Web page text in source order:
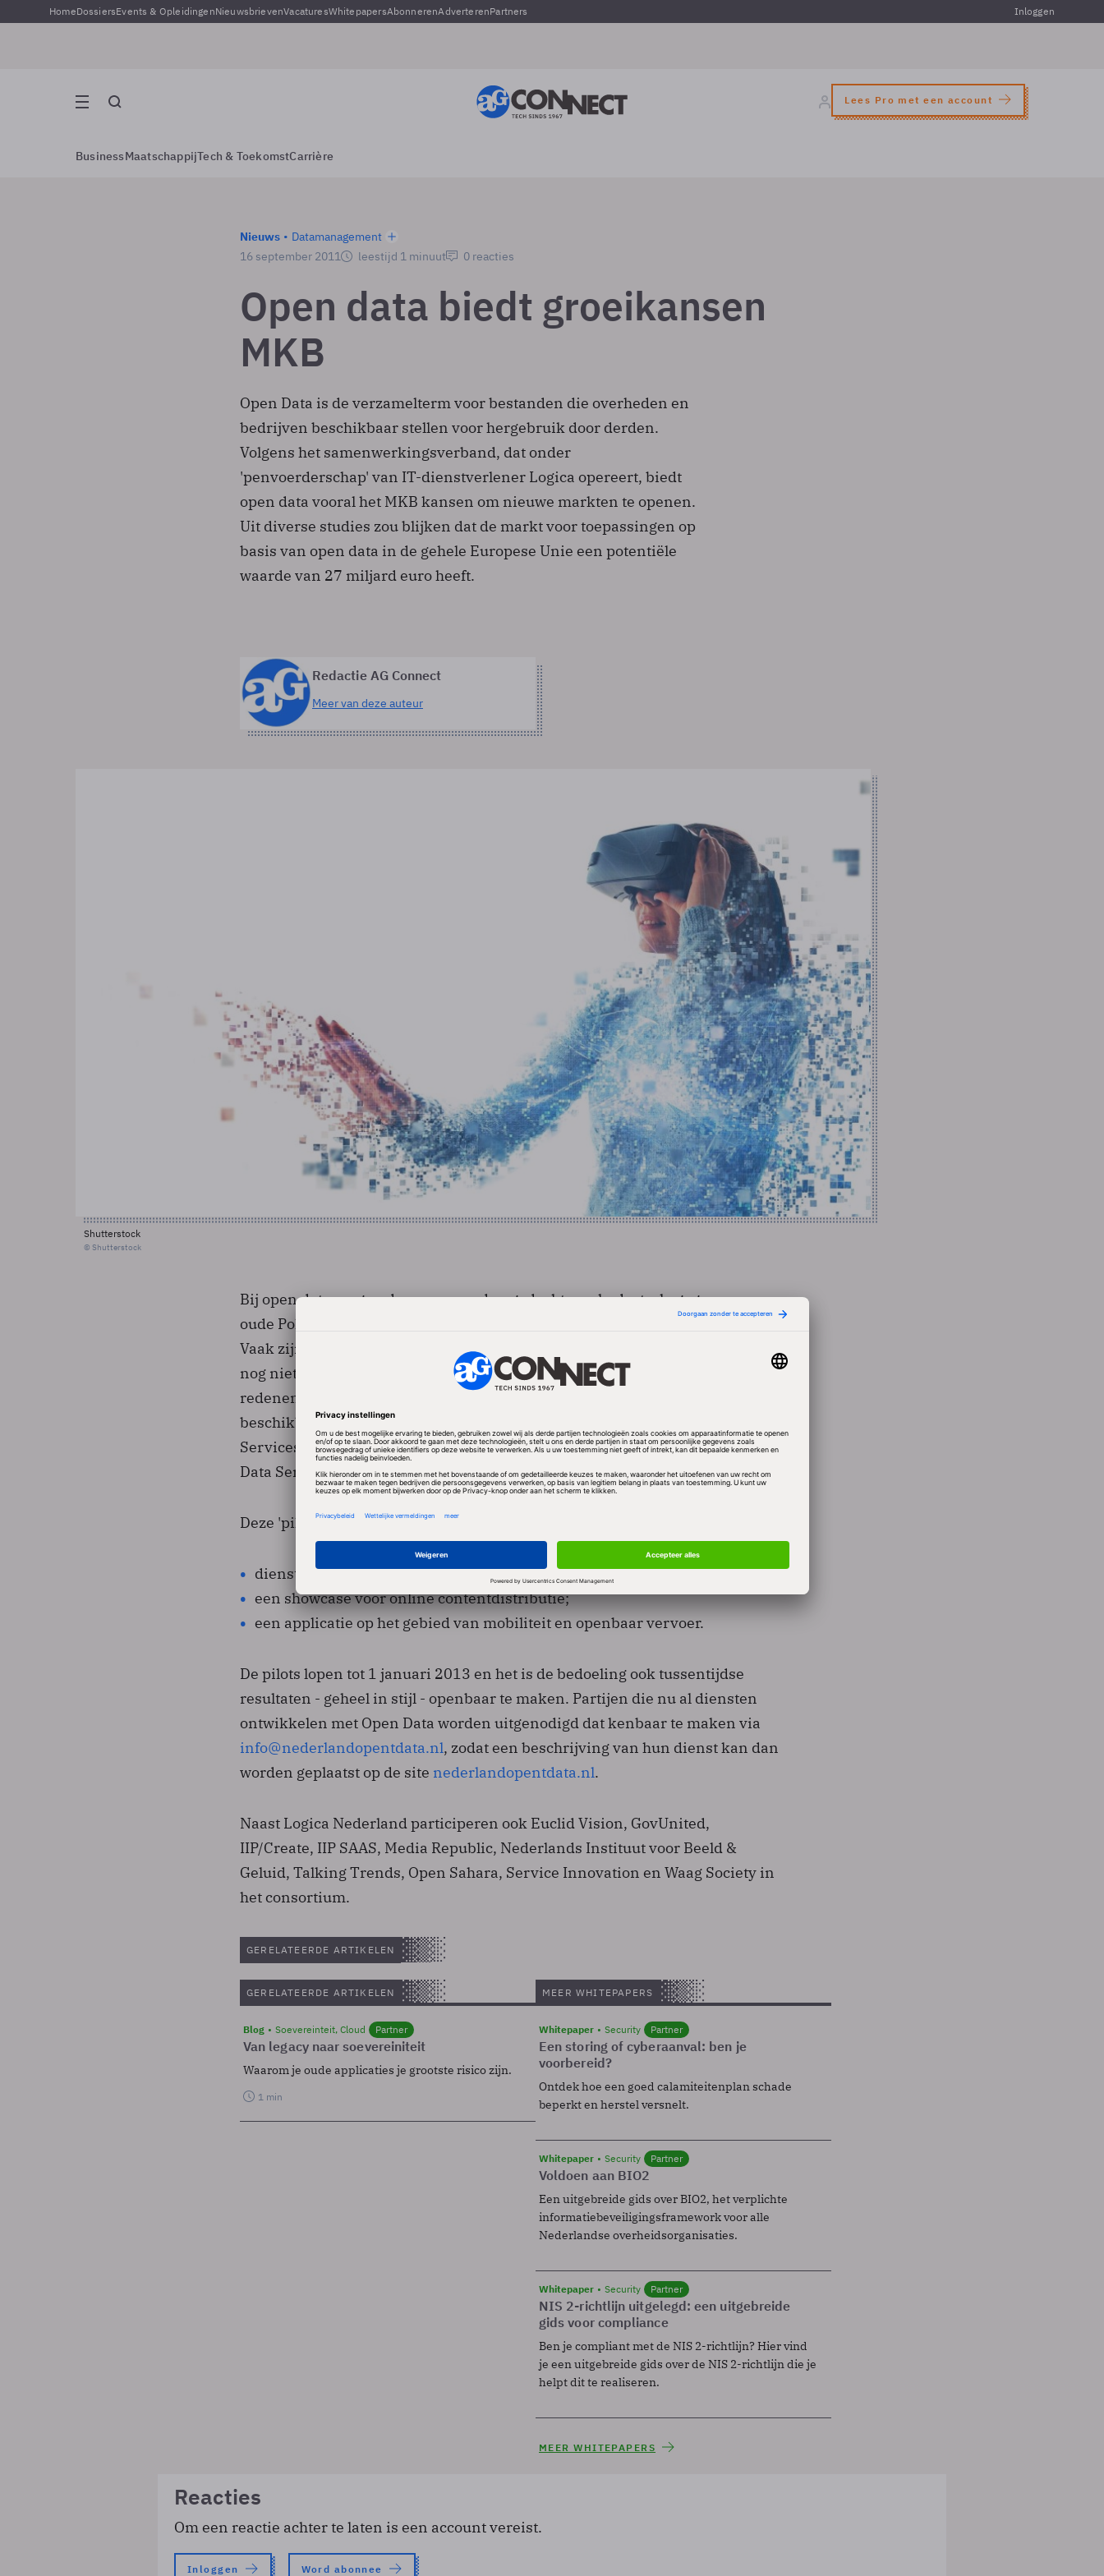
HomeDossiersEvents & OpleidingenNieuwsbrievenVacaturesWhitepapersAbonnerenAdverterenPartners Inloggen
Lees Pro met een account
BusinessMaatschappijTech & ToekomstCarrière
Nieuws
Datamanagement
16 september 2011
leestijd 1 minuut 0 reacties
Open data biedt groeikansen
MKB
Open Data is de verzamelterm voor bestanden die overheden en
bedrijven beschikbaar stellen voor hergebruik door derden.
Volgens het samenwerkingsverband, dat onder
'penvoerderschap' van IT-dienstverlener Logica opereert, biedt
open data vooral het MKB kansen om nieuwe markten te openen.
Uit diverse studies zou blijken dat de markt voor toepassingen op
basis van open data in de gehele Europese Unie een potentiële
waarde van 27 miljard euro heeft.
Redactie AG Connect
Meer van deze auteur
Shutterstock
© Shutterstock
Bij open data mag onder meer worden gedacht aan kadastrale gegevens,
oude Polygoon-journalen, verleende vergunningen, of verkeersgegevens.
Vaak zijn data die je op zich vrij zou mogen (her)gebruiken en verspreiden nu
nog niet publiek toegankelijk om praktische, politieke of commerciële
redenen. Om te zorgen dat voor MKB-bedrijven duidelijk is welke Open Data
beschikbaar zijn, wil "Nederland opent Data" dat er een zogenoemde Data
Services Catalogus komt. Daartoe is een consortium opgezet, dat behalve de
Data Services Catalogus ook drie proefprojecten inricht.
Deze 'pilots' zijn gericht op de ontwikkeling van
diensten voor gemeenten;
een showcase voor online contentdistributie;
een applicatie op het gebied van mobiliteit en openbaar vervoer.
De pilots lopen tot 1 januari 2013 en het is de bedoeling ook tussentijdse
resultaten - geheel in stijl - openbaar te maken. Partijen die nu al diensten
ontwikkelen met Open Data worden uitgenodigd dat kenbaar te maken via
info@nederlandopentdata.nl, zodat een beschrijving van hun dienst kan dan
worden geplaatst op de site nederlandopentdata.nl.
Naast Logica Nederland participeren ook Euclid Vision, GovUnited,
IIP/Create, IIP SAAS, Media Republic, Nederlands Instituut voor Beeld &
Geluid, Talking Trends, Open Sahara, Service Innovation en Waag Society in
het consortium.
GERELATEERDE ARTIKELEN
GERELATEERDE ARTIKELEN
Blog Soevereinteit, Cloud Partner
Van legacy naar soevereiniteit
Waarom je oude applicaties je grootste risico zijn.
1 min
MEER WHITEPAPERS
Whitepaper Security Partner
Een storing of cyberaanval: ben je
voorbereid?
Ontdek hoe een goed calamiteitenplan schade
beperkt en herstel versnelt.
Whitepaper Security Partner
Voldoen aan BIO2
Een uitgebreide gids over BIO2, het verplichte
informatiebeveiligingsframework voor alle
Nederlandse overheidsorganisaties.
Whitepaper Security Partner
NIS 2-richtlijn uitgelegd: een uitgebreide
gids voor compliance
Ben je compliant met de NIS 2-richtlijn? Hier vind
je een uitgebreide gids over de NIS 2-richtlijn die je
helpt dit te realiseren.
MEER WHITEPAPERS
Reacties
Om een reactie achter te laten is een account vereist.
Inloggen Word abonnee